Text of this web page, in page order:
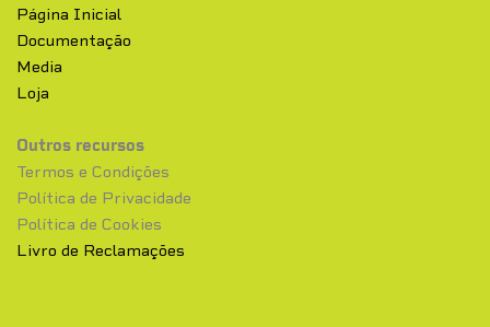
Página Inicial
Documentação
Media
Loja
Outros recursos
Termos e Condições
Política de Privacidade
Política de Cookies
Livro de Reclamações